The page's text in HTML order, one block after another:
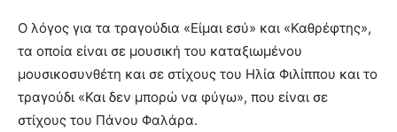
Ο λόγος για τα τραγούδια «Είμαι εσύ» και «Καθρέφτης»,
τα οποία είναι σε μουσική του καταξιωμένου
μουσικοσυνθέτη και σε στίχους του Ηλία Φιλίππου και το
τραγούδι «Και δεν μπορώ να φύγω», που είναι σε
στίχους του Πάνου Φαλάρα.